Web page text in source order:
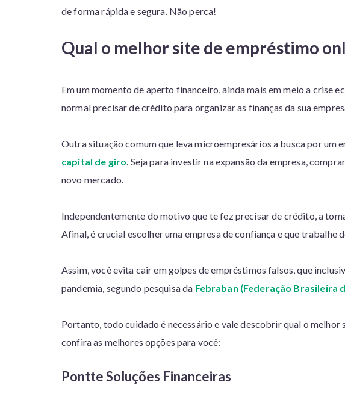
de forma rápida e segura. Não perca!
Qual o melhor site de empréstimo
Em um momento de aperto financeiro, ainda mais em meio a crise
normal precisar de crédito para organizar as finanças da sua
Outra situação comum que leva microempresários a busca por um
capital de giro. Seja para investir na expansão da empresa,
novo mercado.
Independentemente do motivo que te fez precisar de crédito, a
Afinal, é crucial escolher uma empresa de confiança e que trabalhe
Assim, você evita cair em golpes de empréstimos falsos, que
pandemia, segundo pesquisa da Febraban (Federação Brasileira
Portanto, todo cuidado é necessário e vale descobrir qual o melhor
confira as melhores opções para você:
Pontte Soluções Financeiras